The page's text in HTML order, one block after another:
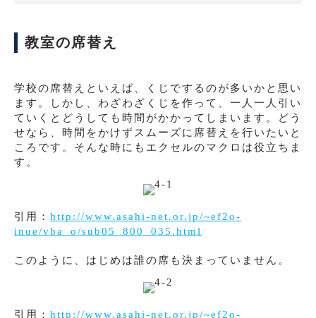
教室の席替え
学校の席替えといえば、くじでするのが多いかと思い
ます。しかし、わざわざくじを作って、一人一人引い
ていくとどうしても時間がかかってしまいます。どう
せなら、時間をかけずスムーズに席替えを行いたいと
ころです。そんな時にもエクセルのマクロは役立ちま
す。
引用： http://www.asahi-net.or.jp/~ef2o-
inue/vba_o/sub05_800_035.html
このように、はじめは誰の席も決まっていません。
引用： http://www.asahi-net.or.jp/~ef2o-